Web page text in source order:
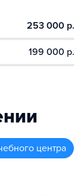
253 000 р.
199 000 р.
центра